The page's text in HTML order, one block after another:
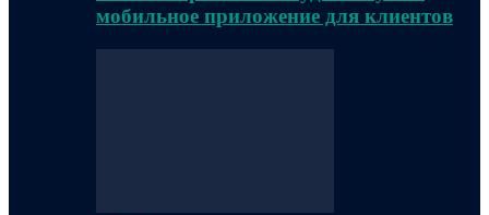
мобильное приложение для клиентов